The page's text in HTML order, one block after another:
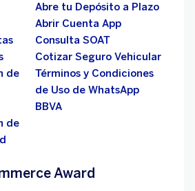
Abre tu Depósito a Plazo
Abrir Cuenta App
Consulta SOAT
Cotizar Seguro Vehicular
de
Términos y Condiciones
de Uso de WhatsApp
BBVA
de
Award